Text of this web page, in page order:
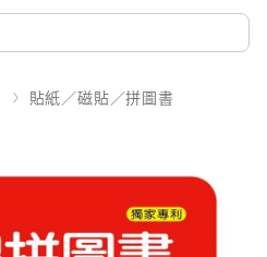
貼紙／磁貼／拼圖書